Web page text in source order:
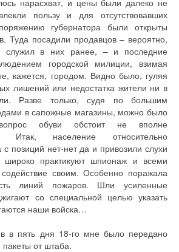
нарасхват, и цены были далеко не
пользу и для отсутствовавших
губернатора были открыты
Туда посадили продавцов – вероятно,
служил в них ранее, – и последние
городской милиции, взимая
кажется, городом. Видно было, гуляя
лишений или недостатка жители ни в
Разве только, судя по большим
в сапожные магазины, можно было
обуви обстоит не вполне
Итак, население относительно
с позиций нет-нет да и привозили слухи
практикуют шпионаж и всеми
своим. Особенно поражала
линий пожаров. Шли усиленные
со специальной целью указать
наши войска…
в пять дня 18-го мне было передано
от штаба.